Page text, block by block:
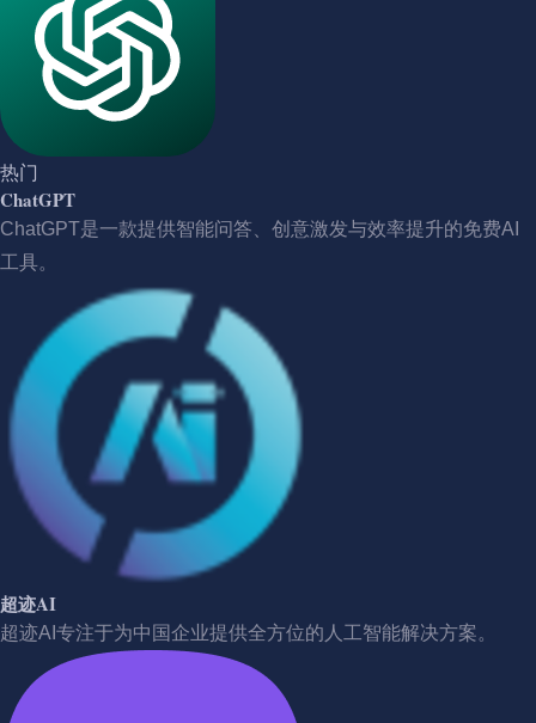
热门
ChatGPT
ChatGPT是一款提供智能问答、创意激发与效率提升的免费AI
工具。
超迹AI
超迹AI专注于为中国企业提供全方位的人工智能解决方案。